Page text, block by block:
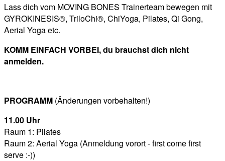
Lass dich vom MOVING BONES Trainerteam bewegen mit
GYROKINESIS®, TriloChi®, ChiYoga, Pilates, Qi Gong,
Aerial Yoga etc.
KOMM EINFACH VORBEI, du brauchst dich nicht
anmelden.
PROGRAMM (Änderungen vorbehalten!)
11.00 Uhr
Raum 1: Pilates
Raum 2: Aerial Yoga (Anmeldung vorort - first come first
serve :-))